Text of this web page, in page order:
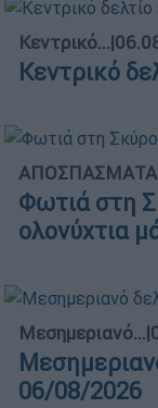
Κεντρικό...|
Κεντρικό
Φωτιά στη
ολονύχτια
Μεσημεριανό...|
06/08/2026